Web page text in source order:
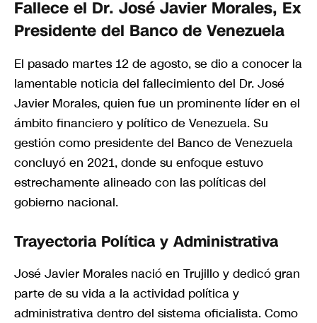
Fallece el Dr. José Javier Morales, Ex
Presidente del Banco de Venezuela
El pasado martes 12 de agosto, se dio a conocer la
lamentable noticia del fallecimiento del Dr. José
Javier Morales, quien fue un prominente líder en el
ámbito financiero y político de Venezuela. Su
gestión como presidente del Banco de Venezuela
concluyó en 2021, donde su enfoque estuvo
estrechamente alineado con las políticas del
gobierno nacional.
Trayectoria Política y Administrativa
José Javier Morales nació en Trujillo y dedicó gran
parte de su vida a la actividad política y
administrativa dentro del sistema oficialista. Como